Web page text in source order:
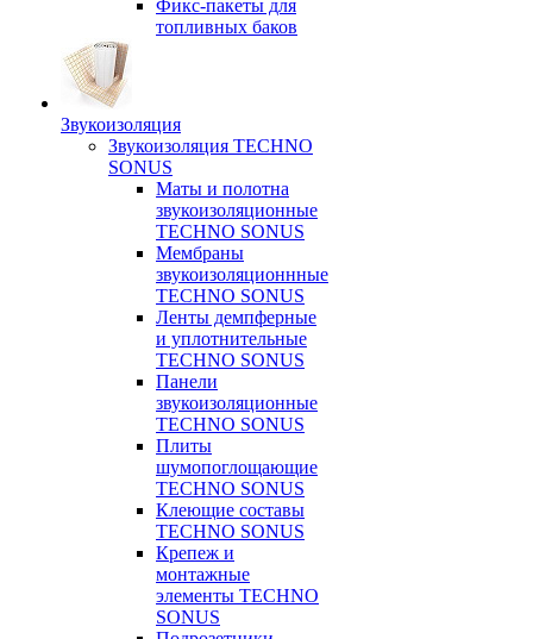
Фикс-пакеты для
топливных баков
Звукоизоляция
Звукоизоляция TECHNO
SONUS
Маты и полотна
звукоизоляционные
TECHNO SONUS
Мембраны
звукоизоляционнные
TECHNO SONUS
Ленты демпферные
и уплотнительные
TECHNO SONUS
Панели
звукоизоляционные
TECHNO SONUS
Плиты
шумопоглощающие
TECHNO SONUS
Клеющие составы
TECHNO SONUS
Крепеж и
монтажные
элементы TECHNO
SONUS